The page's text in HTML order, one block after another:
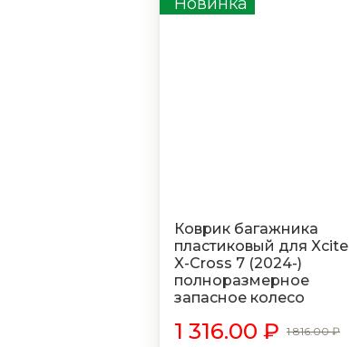
Коврик багажника
пластиковый для Xcite
X-Cross 7 (2024-)
полноразмерное
запасное колесо
1 316.00 ₽ 1 816.00 ₽